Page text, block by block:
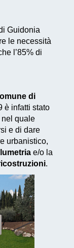
Guidonia
le necessità
l’85% di
di
è infatti stato
nel quale
e di dare
urbanistico,
e/o la
.